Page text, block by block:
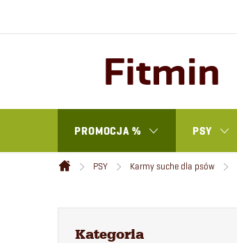
PROMOCJA % PSY
Home
PSY Karmy suche dla psów
P
kategorie
Kategoria